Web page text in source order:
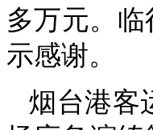
多万元。
示感谢。
烟台港客